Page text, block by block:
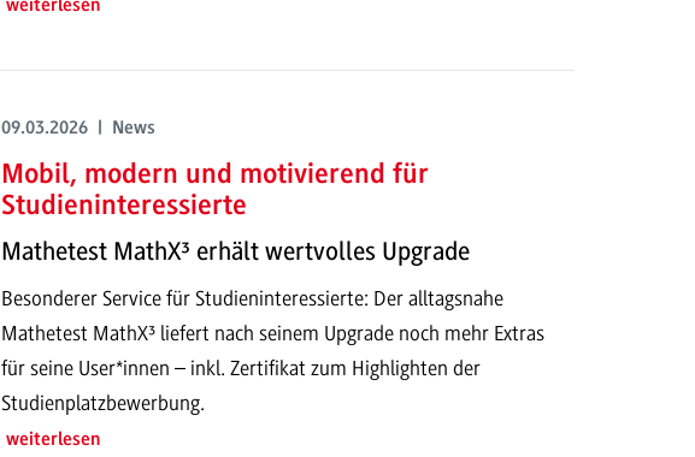
weiterlesen
09.03.2026 | News
Mobil, modern und motivierend für
Studieninteressierte
Mathetest MathX³ erhält wertvolles Upgrade
Besonderer Service für Studieninteressierte: Der alltagsnahe
Mathetest MathX³ liefert nach seinem Upgrade noch mehr Extras
für seine User*innen – inkl. Zertifikat zum Highlighten der
Studienplatzbewerbung.
weiterlesen